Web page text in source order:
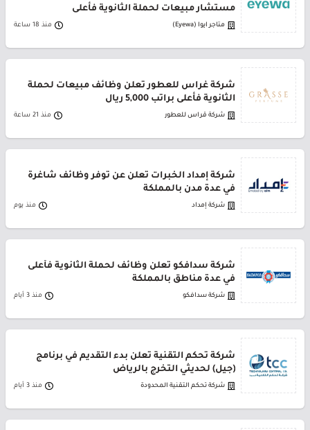
مستشار مبيعات لحملة الثانوية فأعلى
متاجر ايوا (Eyewa) منذ 18 ساعة
شركة غراس للعطور تعلن وظائف مبيعات لحملة
الثانوية فأعلى براتب 5,000 ريال
شركة قراس للعطور منذ 21 ساعة
شركة إمداد الخبرات تعلن عن توفر وظائف شاغرة
في عدة مدن بالمملكة
شركة إمداد منذ يوم
شركة سدافكو تعلن وظائف لحملة الثانوية فأعلى
في عدة مناطق بالمملكة
شركة سدافكو منذ 3 أيام
شركة تحكم التقنية تعلن بدء التقديم في برنامج
(جيل) لحديثي التخرج بالرياض
شركة تحكم التقنية المحدودة منذ 3 أيام